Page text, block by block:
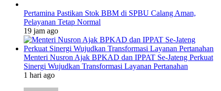
Pertamina Pastikan Stok BBM di SPBU Calang Aman,
Pelayanan Tetap Normal
19 jam ago
Menteri Nusron Ajak BPKAD dan IPPAT Se-Jateng Perkuat
Sinergi Wujudkan Transformasi Layanan Pertanahan
1 hari ago